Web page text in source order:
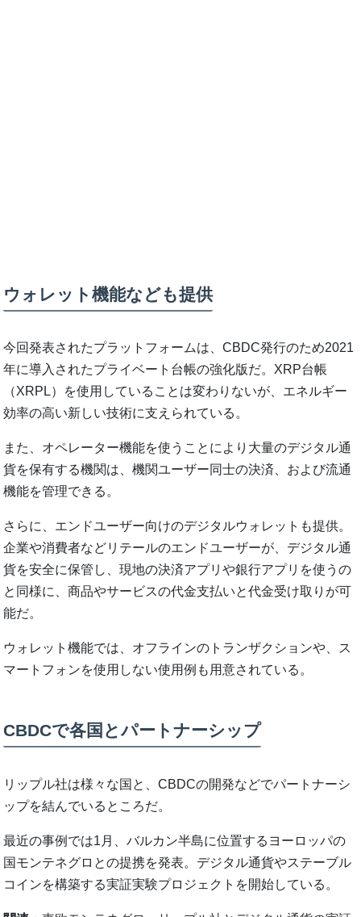
ウォレット機能なども提供
今回発表されたプラットフォームは、CBDC発行のため2021
年に導入されたプライベート台帳の強化版だ。XRP台帳
（XRPL）を使用していることは変わりないが、エネルギー
効率の高い新しい技術に支えられている。
また、オペレーター機能を使うことにより大量のデジタル通
貨を保有する機関は、機関ユーザー同士の決済、および流通
機能を管理できる。
さらに、エンドユーザー向けのデジタルウォレットも提供。
企業や消費者などリテールのエンドユーザーが、デジタル通
貨を安全に保管し、現地の決済アプリや銀行アプリを使うの
と同様に、商品やサービスの代金支払いと代金受け取りが可
能だ。
ウォレット機能では、オフラインのトランザクションや、ス
マートフォンを使用しない使用例も用意されている。
CBDCで各国とパートナーシップ
リップル社は様々な国と、CBDCの開発などでパートナーシ
ップを結んでいるところだ。
最近の事例では1月、バルカン半島に位置するヨーロッパの
国モンテネグロとの提携を発表。デジタル通貨やステーブル
コインを構築する実証実験プロジェクトを開始している。